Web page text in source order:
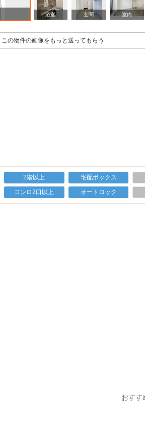
浴室 玄関 室内
この物件の画像をもっと送ってもらう
2階以上 宅配ボックス
コンロ2口以上 オートロック
おすす